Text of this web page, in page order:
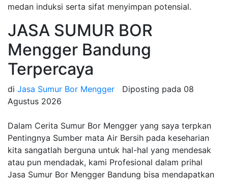
medan induksi serta sifat menyimpan potensial.
JASA SUMUR BOR
Mengger Bandung
Terpercaya
di Jasa Sumur Bor Mengger Diposting pada 08
Agustus 2026
Dalam Cerita Sumur Bor Mengger yang saya terpkan
Pentingnya Sumber mata Air Bersih pada keseharian
kita sangatlah berguna untuk hal-hal yang mendesak
atau pun mendadak, kami Profesional dalam prihal
Jasa Sumur Bor Mengger Bandung bisa mendapatkan